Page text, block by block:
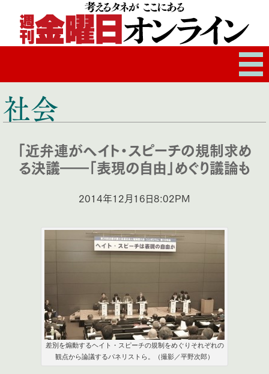
社会
「近弁連がヘイト・スピーチの規制求め
る決議――「表現の自由」めぐり議論も
2014年12月16日8:02PM
差別を煽動するヘイト・スピーチの規制をめぐりそれぞれの
観点から論議するパネリストら。（撮影／平野次郎）